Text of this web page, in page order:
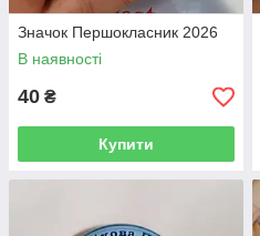
Значок Першокласник 2026
В наявності
40 ₴
Купити